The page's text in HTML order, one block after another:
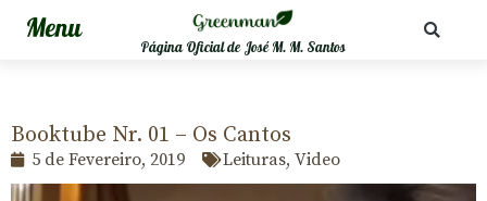
Página Oficial de José M. M. Santos
Booktube Nr. 01 – Os Cantos
5 de Fevereiro, 2019 Leituras, Video